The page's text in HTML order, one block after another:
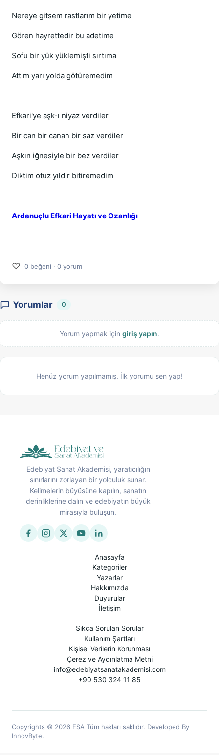
Nereye gitsem rastlarım bir yetime
Gören hayrettedir bu adetime
Sofu bir yük yüklemişti sırtıma
Attım yarı yolda götüremedim
Efkari'ye aşk-ı niyaz verdiler
Bir can bir canan bir saz verdiler
Aşkın iğnesiyle bir bez verdiler
Diktim otuz yıldır bitiremedim
Ardanuçlu Efkari Hayatı ve Ozanlığı
♡ 0 beğeni · 0 yorum
Yorumlar 0
Yorum yapmak için giriş yapın.
Henüz yorum yapılmamış. İlk yorumu sen yap!
Edebiyat Sanat Akademisi, yaratıcılığın
sınırlarını zorlayan bir yolculuk sunar.
Kelimelerin büyüsüne kapılın, sanatın
derinliklerine dalın ve edebiyatın büyük
mirasıyla buluşun.
Anasayfa
Kategoriler
Yazarlar
Hakkımızda
Duyurular
İletişim
Sıkça Sorulan Sorular
Kullanım Şartları
Kişisel Verilerin Korunması
Çerez ve Aydınlatma Metni
info@edebiyatsanatakademisi.com
+90 530 324 11 85
Copyrights © 2026 ESA Tüm hakları saklıdır. Developed By
InnovByte.